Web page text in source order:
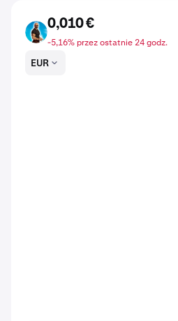
DADDY
0,010 €
-5,16% przez ostatnie 24 godz.
EUR